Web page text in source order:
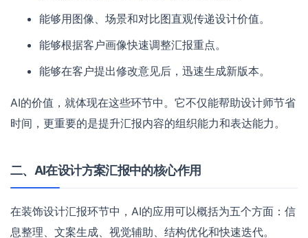
能够用图像、场景和对比图直观传递设计价值。
能够根据客户画像快速调整汇报重点。
能够在客户提出修改意见后，迅速生成新版本。
AI的价值，就体现在这些环节中。它不仅能帮助设计师节省
时间，更重要的是提升汇报内容的组织能力和表达能力。
二、AI在设计方案汇报中的核心作用
在装饰设计汇报环节中，AI的应用可以概括为五个方面：信
息整理、文案生成、视觉辅助、结构优化和快速迭代。